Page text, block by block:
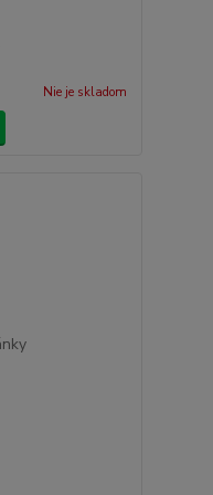
Nie je skladom